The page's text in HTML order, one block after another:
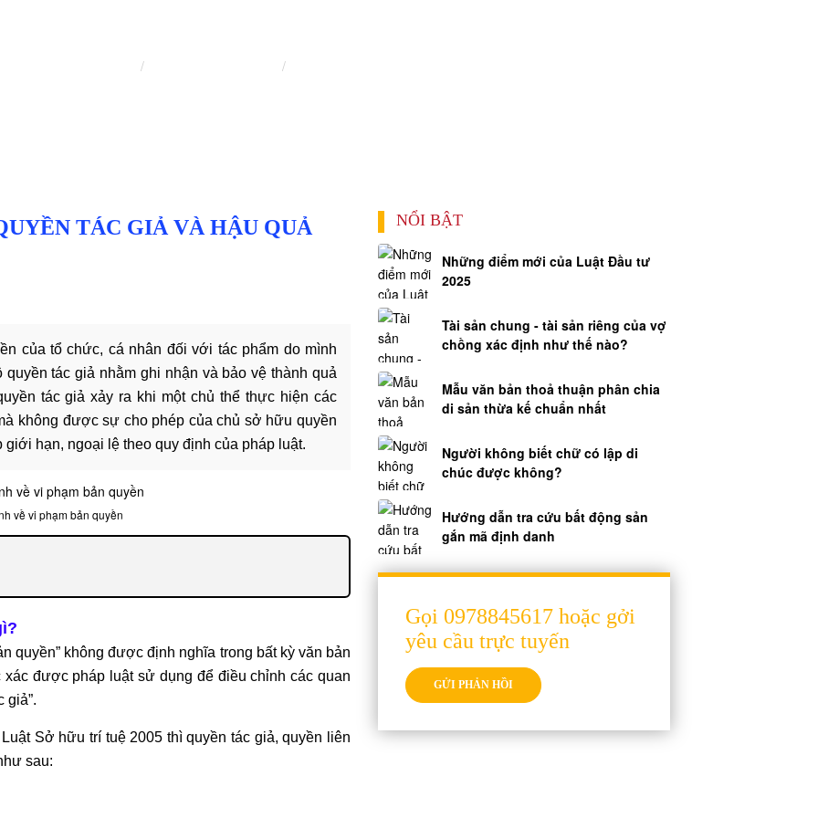
TÁC GIẢ VÀ HẬU QUẢ
của tổ chức, cá nhân đối với tác phẩm do mình
tác giả nhằm ghi nhận và bảo vệ thành quả
tác giả xảy ra khi một chủ thể thực hiện các
không được sự cho phép của chủ sở hữu quyền
hạn, ngoại lệ theo quy định của pháp luật.
về vi phạm bản quyền
quyền” không được định nghĩa trong bất kỳ văn bản
được pháp luật sử dụng để điều chỉnh các quan
giả”.
Sở hữu trí tuệ 2005 thì quyền tác giả, quyền liên
sau:
NỔI BẬT
Những điểm mới của Luật Đầu tư
2025
Tài sản chung - tài sản riêng của vợ
chồng xác định như thế nào?
Mẫu văn bản thoả thuận phân chia
di sản thừa kế chuẩn nhất
Người không biết chữ có lập di
chúc được không?
Hướng dẫn tra cứu bất động sản
gắn mã định danh
Gọi 0978845617 hoặc gởi
yêu cầu trực tuyến
GỬI PHẢN HỒI